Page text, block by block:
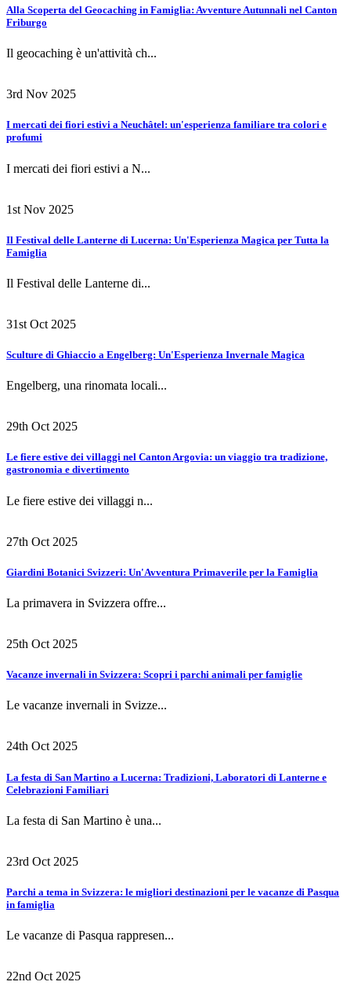
Alla Scoperta del Geocaching in Famiglia: Avventure Autunnali nel Canton
Friburgo
Il geocaching è un'attività ch...
3rd Nov 2025
I mercati dei fiori estivi a Neuchâtel: un'esperienza familiare tra colori e
profumi
I mercati dei fiori estivi a N...
1st Nov 2025
Il Festival delle Lanterne di Lucerna: Un'Esperienza Magica per Tutta la
Famiglia
Il Festival delle Lanterne di...
31st Oct 2025
Sculture di Ghiaccio a Engelberg: Un'Esperienza Invernale Magica
Engelberg, una rinomata locali...
29th Oct 2025
Le fiere estive dei villaggi nel Canton Argovia: un viaggio tra tradizione,
gastronomia e divertimento
Le fiere estive dei villaggi n...
27th Oct 2025
Giardini Botanici Svizzeri: Un'Avventura Primaverile per la Famiglia
La primavera in Svizzera offre...
25th Oct 2025
Vacanze invernali in Svizzera: Scopri i parchi animali per famiglie
Le vacanze invernali in Svizze...
24th Oct 2025
La festa di San Martino a Lucerna: Tradizioni, Laboratori di Lanterne e
Celebrazioni Familiari
La festa di San Martino è una...
23rd Oct 2025
Parchi a tema in Svizzera: le migliori destinazioni per le vacanze di Pasqua
in famiglia
Le vacanze di Pasqua rappresen...
22nd Oct 2025